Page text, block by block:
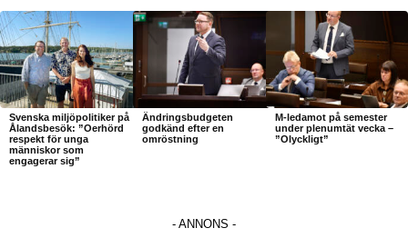
Svenska miljöpolitiker på
Ålandsbesök: ”Oerhörd
respekt för unga
människor som
engagerar sig”
Ändringsbudgeten
godkänd efter en
omröstning
M-ledamot på semester
under plenumtät vecka –
”Olyckligt”